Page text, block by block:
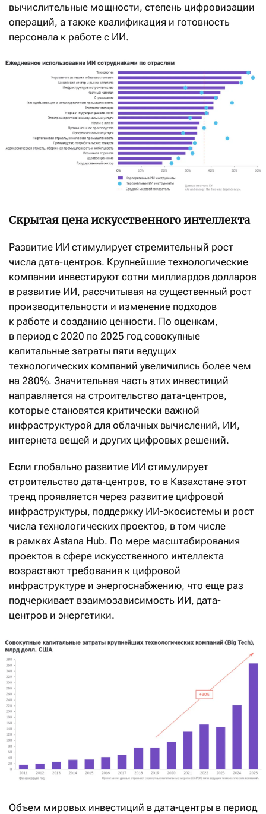
вычислительные мощности, степень цифровизации
операций, а также квалификация и готовность
персонала к работе с ИИ.
Скрытая цена искусственного интеллекта
Развитие ИИ стимулирует стремительный рост
числа дата-центров. Крупнейшие технологические
компании инвестируют сотни миллиардов долларов
в развитие ИИ, рассчитывая на существенный рост
производительности и изменение подходов
к работе и созданию ценности. По оценкам,
в период с 2020 по 2025 год совокупные
капитальные затраты пяти ведущих
технологических компаний увеличились более чем
на 280%. Значительная часть этих инвестиций
направляется на строительство дата-центров,
которые становятся критически важной
инфраструктурой для облачных вычислений, ИИ,
интернета вещей и других цифровых решений.
Если глобально развитие ИИ стимулирует
строительство дата-центров, то в Казахстане этот
тренд проявляется через развитие цифровой
инфраструктуры, поддержку ИИ-экосистемы и рост
числа технологических проектов, в том числе
в рамках Astana Hub. По мере масштабирования
проектов в сфере искусственного интеллекта
возрастают требования к цифровой
инфраструктуре и энергоснабжению, что еще раз
подчеркивает взаимозависимость ИИ, дата-
центров и энергетики.
Объем мировых инвестиций в дата-центры в период